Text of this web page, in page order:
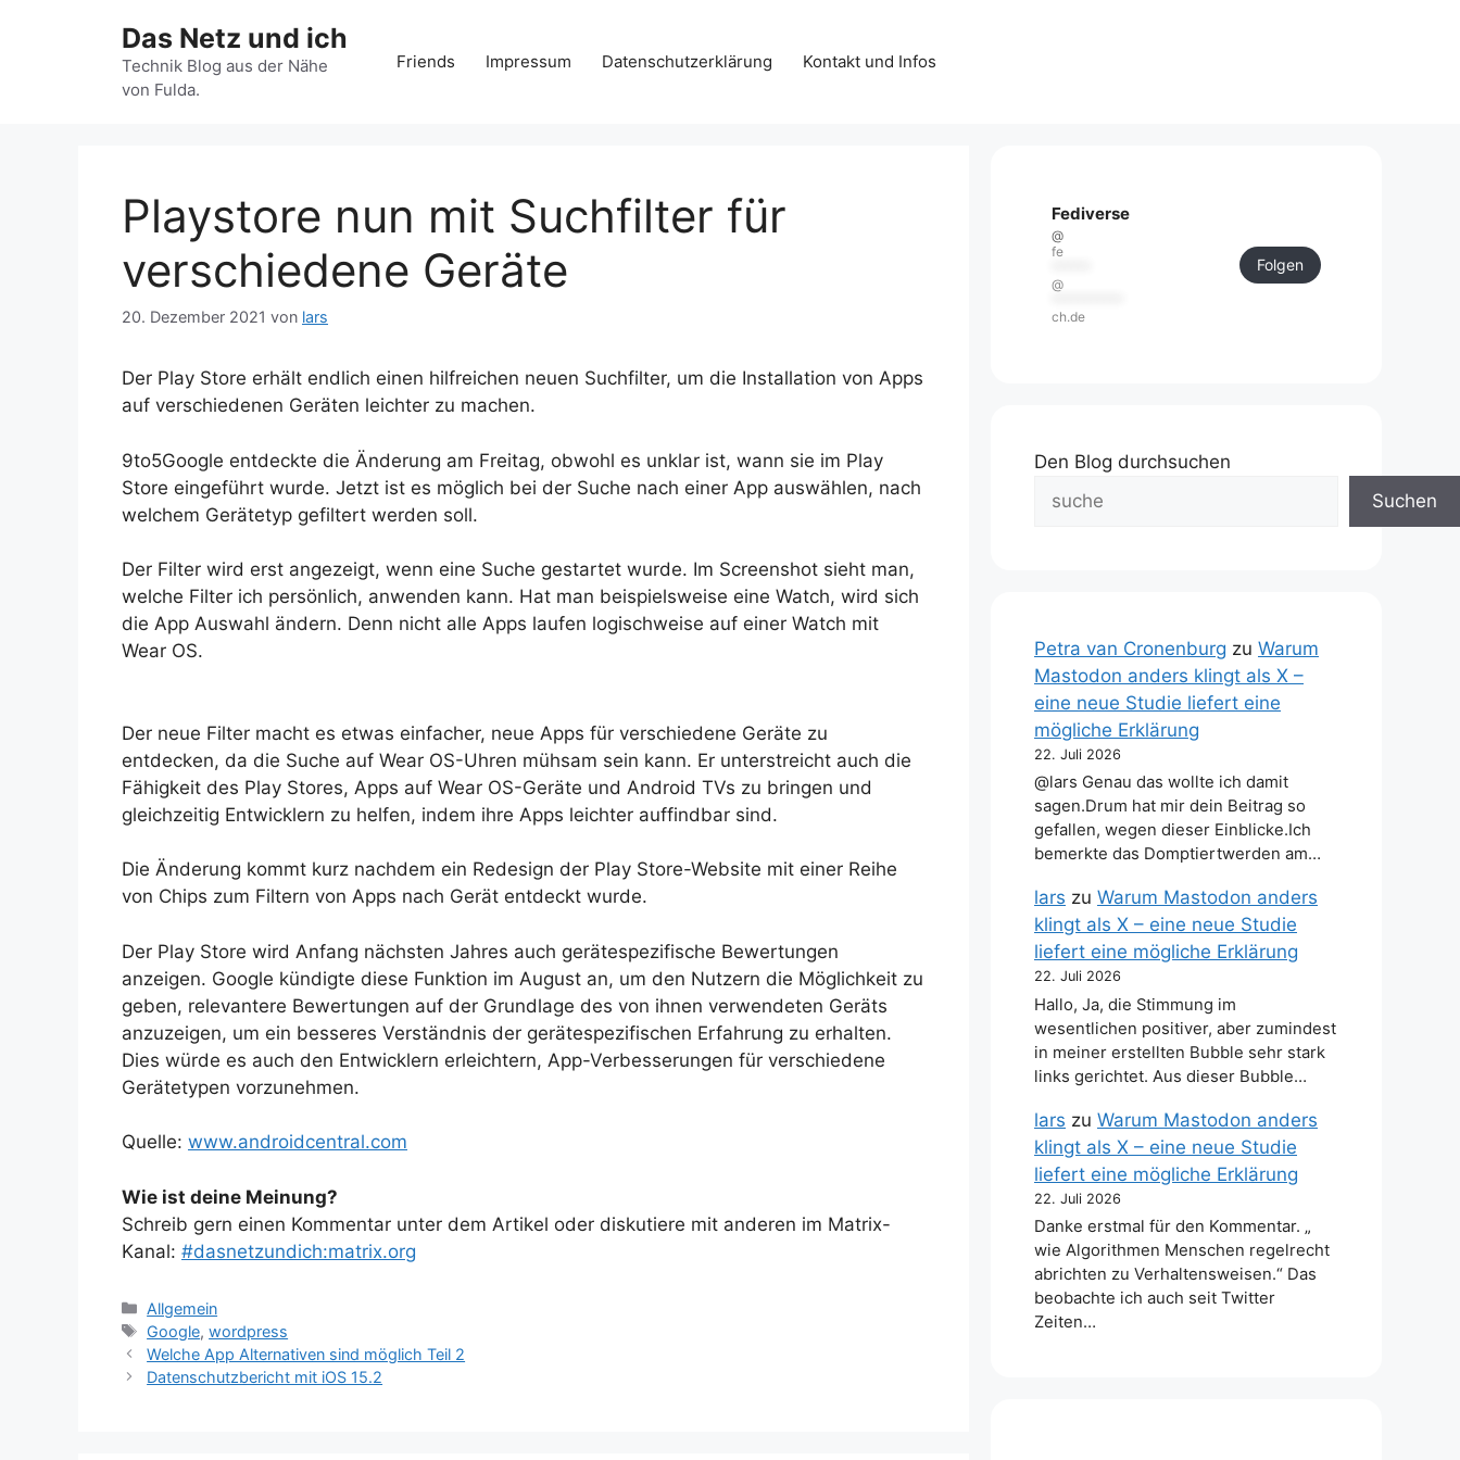
Das Netz und ich
Technik Blog aus der Nähe
von Fulda.
Friends Impressum Datenschutzerklärung Kontakt und Infos
Playstore nun mit Suchfilter für
verschiedene Geräte
20. Dezember 2021 von lars
Der Play Store erhält endlich einen hilfreichen neuen Suchfilter, um die Installation von Apps
auf verschiedenen Geräten leichter zu machen.
9to5Google entdeckte die Änderung am Freitag, obwohl es unklar ist, wann sie im Play
Store eingeführt wurde. Jetzt ist es möglich bei der Suche nach einer App auswählen, nach
welchem Gerätetyp gefiltert werden soll.
Der Filter wird erst angezeigt, wenn eine Suche gestartet wurde. Im Screenshot sieht man,
welche Filter ich persönlich, anwenden kann. Hat man beispielsweise eine Watch, wird sich
die App Auswahl ändern. Denn nicht alle Apps laufen logischweise auf einer Watch mit
Wear OS.
Der neue Filter macht es etwas einfacher, neue Apps für verschiedene Geräte zu
entdecken, da die Suche auf Wear OS-Uhren mühsam sein kann. Er unterstreicht auch die
Fähigkeit des Play Stores, Apps auf Wear OS-Geräte und Android TVs zu bringen und
gleichzeitig Entwicklern zu helfen, indem ihre Apps leichter auffindbar sind.
Die Änderung kommt kurz nachdem ein Redesign der Play Store-Website mit einer Reihe
von Chips zum Filtern von Apps nach Gerät entdeckt wurde.
Der Play Store wird Anfang nächsten Jahres auch gerätespezifische Bewertungen
anzeigen. Google kündigte diese Funktion im August an, um den Nutzern die Möglichkeit zu
geben, relevantere Bewertungen auf der Grundlage des von ihnen verwendeten Geräts
anzuzeigen, um ein besseres Verständnis der gerätespezifischen Erfahrung zu erhalten.
Dies würde es auch den Entwicklern erleichtern, App-Verbesserungen für verschiedene
Gerätetypen vorzunehmen.
Quelle: www.androidcentral.com
Wie ist deine Meinung?
Schreib gern einen Kommentar unter dem Artikel oder diskutiere mit anderen im Matrix-
Kanal: #dasnetzundich:matrix.org
Kategorien
Allgemein
Schlagwörter
Google,wordpress
Welche App Alternativen sind möglich Teil 2
Datenschutzbericht mit iOS 15.2
Fediverse
@
fe
@
ch.de
Folgen
Den Blog durchsuchen
Suchen
Petra van Cronenburg zu Warum
Mastodon anders klingt als X –
eine neue Studie liefert eine
mögliche Erklärung
22. Juli 2026
@lars Genau das wollte ich damit
sagen.Drum hat mir dein Beitrag so
gefallen, wegen dieser Einblicke.Ich
bemerkte das Domptiertwerden am…
lars zu Warum Mastodon anders
klingt als X – eine neue Studie
liefert eine mögliche Erklärung
22. Juli 2026
Hallo, Ja, die Stimmung im
wesentlichen positiver, aber zumindest
in meiner erstellten Bubble sehr stark
links gerichtet. Aus dieser Bubble…
lars zu Warum Mastodon anders
klingt als X – eine neue Studie
liefert eine mögliche Erklärung
22. Juli 2026
Danke erstmal für den Kommentar. „
wie Algorithmen Menschen regelrecht
abrichten zu Verhaltensweisen.“ Das
beobachte ich auch seit Twitter
Zeiten…